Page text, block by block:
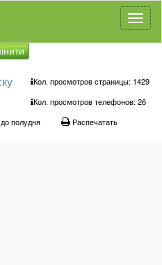
Кол. просмотров страницы: 1429
Кол. просмотров телефонов: 26
полудня
Распечатать